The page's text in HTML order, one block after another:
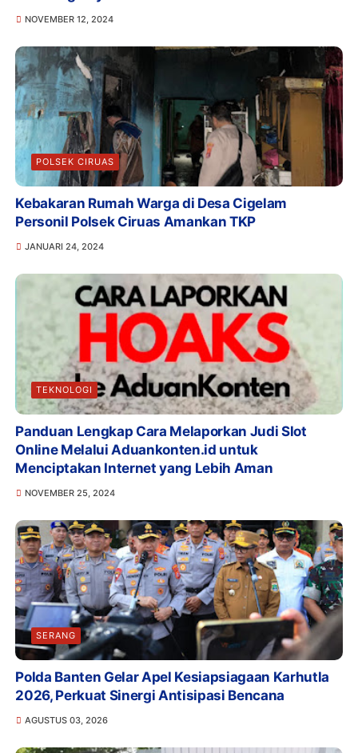
NOVEMBER 12, 2024
POLSEK CIRUAS
Kebakaran Rumah Warga di Desa Cigelam
Personil Polsek Ciruas Amankan TKP
JANUARI 24, 2024
TEKNOLOGI
Panduan Lengkap Cara Melaporkan Judi Slot
Online Melalui Aduankonten.id untuk
Menciptakan Internet yang Lebih Aman
NOVEMBER 25, 2024
SERANG
Polda Banten Gelar Apel Kesiapsiagaan Karhutla
2026, Perkuat Sinergi Antisipasi Bencana
AGUSTUS 03, 2026